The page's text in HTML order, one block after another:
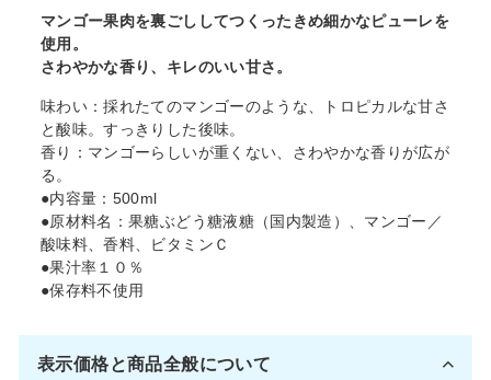
マンゴー果肉を裏ごししてつくったきめ細かなピューレを
使用。
さわやかな香り、キレのいい甘さ。
味わい：採れたてのマンゴーのような、トロピカルな甘さ
と酸味。すっきりした後味。
香り：マンゴーらしいが重くない、さわやかな香りが広が
る。
●内容量：500ml
●原材料名：果糖ぶどう糖液糖（国内製造）、マンゴー／
酸味料、香料、ビタミンＣ
●果汁率１０％
●保存料不使用
表示価格と商品全般について